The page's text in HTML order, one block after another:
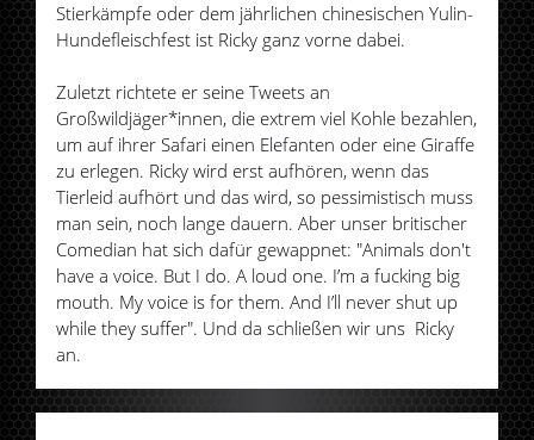
Stierkämpfe oder dem jährlichen chinesischen Yulin-
Hundefleischfest ist Ricky ganz vorne dabei.
Zuletzt richtete er seine Tweets an
Großwildjäger*innen, die extrem viel Kohle bezahlen,
um auf ihrer Safari einen Elefanten oder eine Giraffe
zu erlegen. Ricky wird erst aufhören, wenn das
Tierleid aufhört und das wird, so pessimistisch muss
man sein, noch lange dauern. Aber unser britischer
Comedian hat sich dafür gewappnet: "Animals don't
have a voice. But I do. A loud one. I’m a fucking big
mouth. My voice is for them. And I’ll never shut up
while they suffer". Und da schließen wir uns Ricky
an.